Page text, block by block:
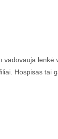
lenkė
Hospisas tai